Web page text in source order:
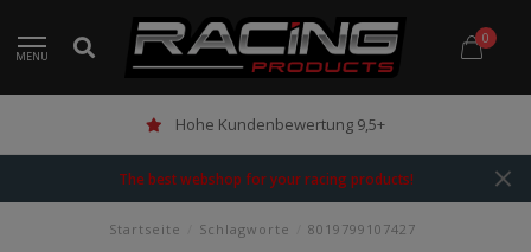
MENU
0
Hohe Kundenbewertung 9,5+
The best webshop for your racing products!
Startseite Schlagworte 8019799107427